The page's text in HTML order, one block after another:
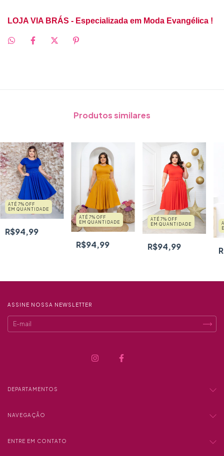
LOJA VIA BRÁS - Especializada em Moda Evangélica !
Produtos similares
ATÉ 7% OFF
EM QUANTIDADE
R$94,99
ATÉ 7% OFF
EM QUANTIDADE
R$94,99
ATÉ 7% OFF
EM QUANTIDADE
R$94,99
ASSINE NOSSA NEWSLETTER
DEPARTAMENTOS
NAVEGAÇÃO
ENTRE EM CONTATO